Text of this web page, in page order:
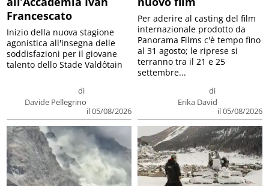
Francescato
di
Davide Pellegrino
il 05/08/2026
Inizio della nuova stagione
agonistica all'insegna delle
soddisfazioni per il giovane
talento dello Stade Valdôtain
di
Erika David
il 05/08/2026
Per aderire al casting del film
internazionale prodotto da
Panorama Films c'è tempo fino
al 31 agosto; le riprese si
terranno tra il 21 e 25
settembre...